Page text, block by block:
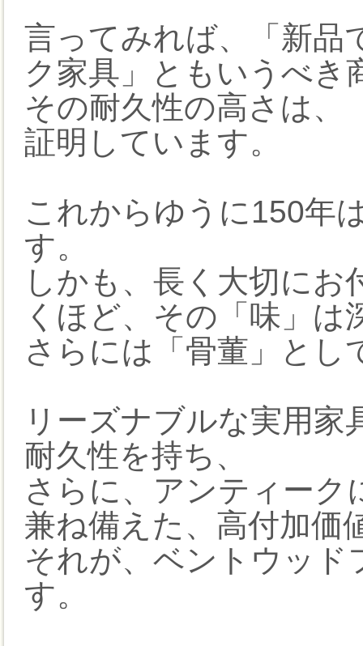
言ってみれば、「新品
ク家具」ともいうべき
その耐久性の高さは、
証明しています。
これからゆうに150年
す。
しかも、長く大切に
くほど、その「味」は
さらには「骨董」とし
リーズナブルな実用
耐久性を持ち、
さらに、アンティー
兼ね備えた、高付加価
それが、ベントウッド
す。